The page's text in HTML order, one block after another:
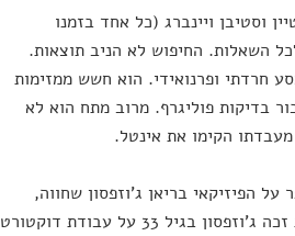
וסטיבן ויינברג (כל אחד בזמנו
השאלות. החיפוש לא הניב תוצאות.
חרדתי ופרנואידי. הוא חשש ממזימות
בדיקות פוליגרף. מרוב מתח הוא לא
הקימו את אינטל.
על הפיזיקאי בריאן ג'וזפסון שחווה,
כמותם, את מה שנקרא 'נובליטיס' או 'מחלת הנובל'. בהכרה העולמית זכה ג'וזפסון בגיל 33 על עבודת דוקטורט